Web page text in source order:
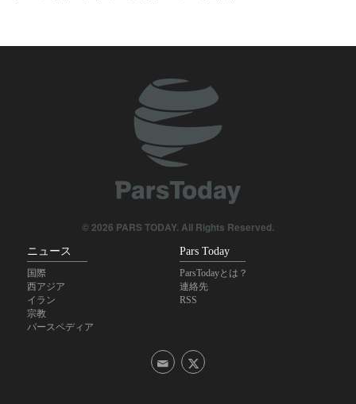
イラクでのシーア派追悼行事・アルバインに2200万人以上の巡
イラン国会関係者；「米国が地域から追放される日はそう遠く
イラン外務省報道官；「ホルモズ海峡を巡るイラン・オマーン
協議の雰囲気は前向き」© 2026 PARS TODAY. All Rights Reserved.
ニュース
国際
西アジア
イラン
宗教
パースペディア
Pars Today
ParsTodayとは？
連絡先
RSS